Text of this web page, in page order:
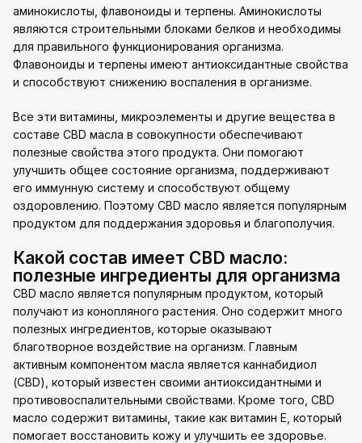
аминокислоты, флавоноиды и терпены. Аминокислоты
являются строительными блоками белков и необходимы
для правильного функционирования организма.
Флавоноиды и терпены имеют антиоксидантные свойства
и способствуют снижению воспаления в организме.
Все эти витамины, микроэлементы и другие вещества в
составе CBD масла в совокупности обеспечивают
полезные свойства этого продукта. Они помогают
улучшить общее состояние организма, поддерживают
его иммунную систему и способствуют общему
оздоровлению. Поэтому CBD масло является популярным
продуктом для поддержания здоровья и благополучия.
Какой состав имеет CBD масло:
полезные ингредиенты для организма
CBD масло является популярным продуктом, который
получают из конопляного растения. Оно содержит много
полезных ингредиентов, которые оказывают
благотворное воздействие на организм. Главным
активным компонентом масла является каннабидиол
(CBD), который известен своими антиоксидантными и
противовоспалительными свойствами. Кроме того, CBD
масло содержит витамины, такие как витамин Е, который
помогает восстановить кожу и улучшить ее здоровье.